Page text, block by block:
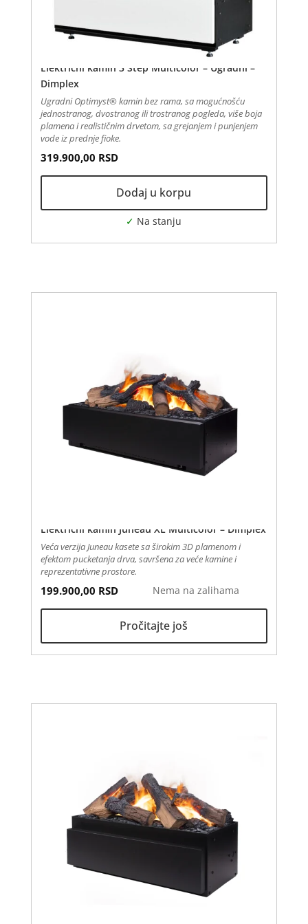
Električni kamin 3 Step Multicolor – Ugradni –
Dimplex
Ugradni Optimyst® kamin bez rama, sa mogućnošću
jednostranog, dvostranog ili trostranog pogleda, više boja
plamena i realističnim drvetom, sa grejanjem i punjenjem
vode iz prednje fioke.
319.900,00 RSD
Dodaj u korpu
Električni kamin Juneau XL Multicolor – Dimplex
Veća verzija Juneau kasete sa širokim 3D plamenom i
efektom pucketanja drva, savršena za veće kamine i
reprezentativne prostore.
199.900,00 RSD
Pročitajte još
Nema na zalihama